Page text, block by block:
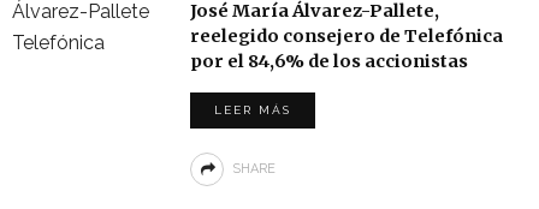
José María Álvarez-Pallete,
reelegido consejero de Telefónica
por el 84,6% de los accionistas
LEER MÁS
SHARE